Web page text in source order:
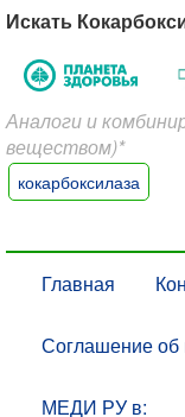
Искать
Аналоги и
веществом)*
кокарбоксилаза
Главная
Соглашение об
МЕДИ РУ в: